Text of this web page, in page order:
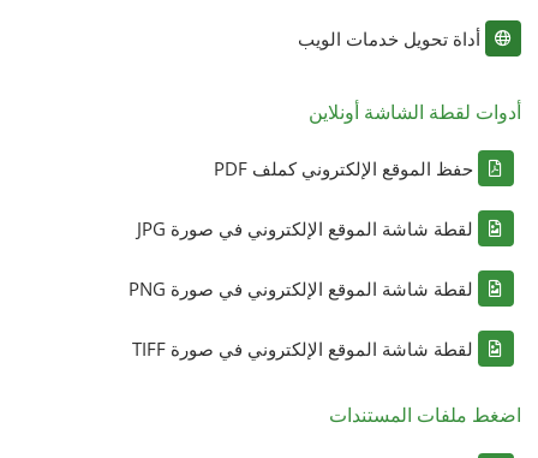
أداة تحويل خدمات الويب
أدوات لقطة الشاشة أونلاين
حفظ الموقع الإلكتروني كملف PDF
لقطة شاشة الموقع الإلكتروني في صورة JPG
لقطة شاشة الموقع الإلكتروني في صورة PNG
لقطة شاشة الموقع الإلكتروني في صورة TIFF
اضغط ملفات المستندات